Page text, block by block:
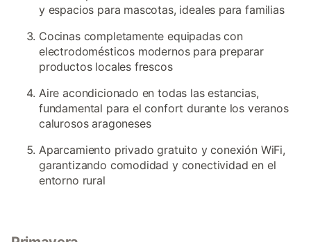
y espacios para mascotas, ideales para familias
Cocinas completamente equipadas con
electrodomésticos modernos para preparar
productos locales frescos
Aire acondicionado en todas las estancias,
fundamental para el confort durante los veranos
calurosos aragoneses
Aparcamiento privado gratuito y conexión WiFi,
garantizando comodidad y conectividad en el
entorno rural